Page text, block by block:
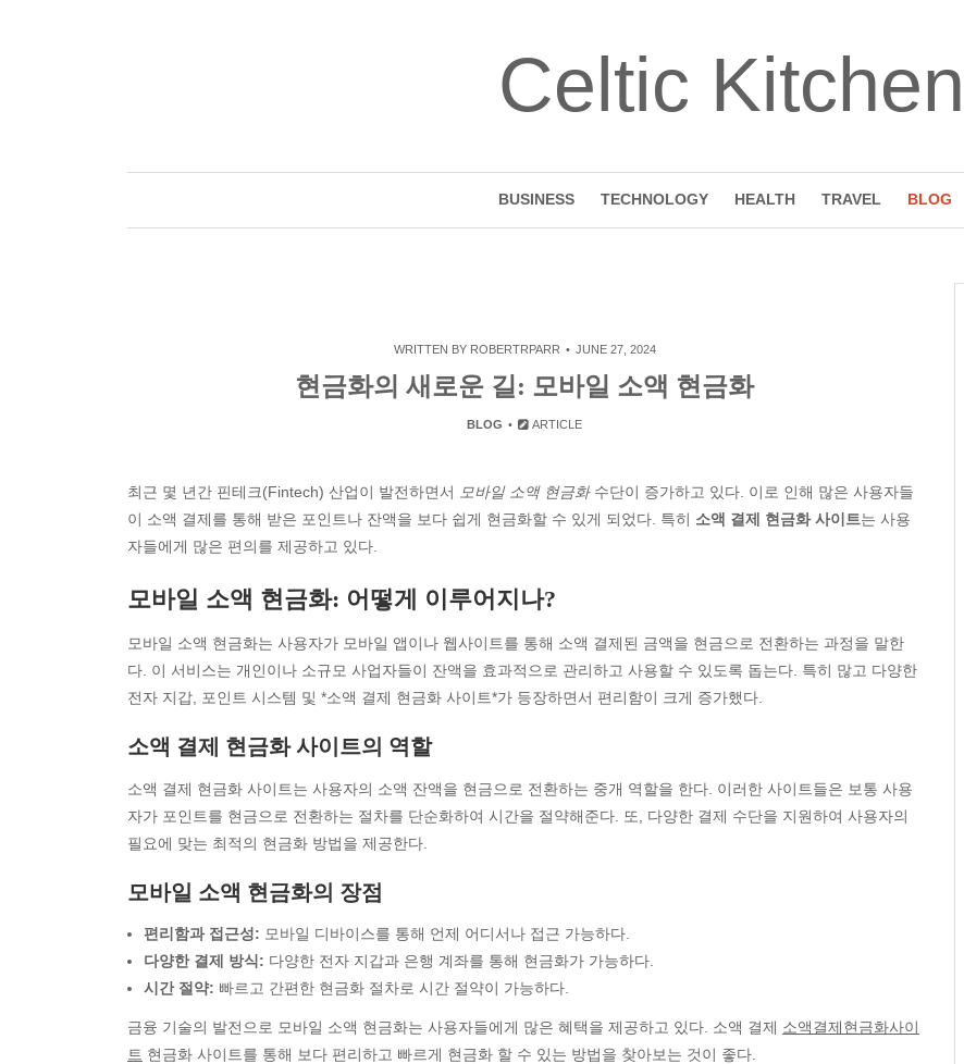
Celtic Kitchen
BUSINESS TECHNOLOGY HEALTH TRAVEL BLOG
WRITTEN BY ROBERTRPARR JUNE 27, 2024
현금화의 새로운 길: 모바일 소액 현금화
BLOG ARTICLE
최근 몇 년간 핀테크(Fintech) 산업이 발전하면서 모바일 소액 현금화수단이 증가하고 있다. 이로 인해 많은 사용자들
이 소액 결제를 통해 받은 포인트나 잔액을 보다 쉽게 현금화할 수 있게 되었다. 특히 소액 결제 현금화 사이트는 사용
자들에게 많은 편의를 제공하고 있다.
모바일 소액 현금화: 어떻게 이루어지나?
모바일 소액 현금화는 사용자가 모바일 앱이나 웹사이트를 통해 소액 결제된 금액을 현금으로 전환하는 과정을 말한
다. 이 서비스는 개인이나 소규모 사업자들이 잔액을 효과적으로 관리하고 사용할 수 있도록 돕는다. 특히 많고 다양한
전자 지갑, 포인트 시스템 및 *소액 결제 현금화 사이트*가 등장하면서 편리함이 크게 증가했다.
소액 결제 현금화 사이트의 역할
소액 결제 현금화 사이트는 사용자의 소액 잔액을 현금으로 전환하는 중개 역할을 한다. 이러한 사이트들은 보통 사용
자가 포인트를 현금으로 전환하는 절차를 단순화하여 시간을 절약해준다. 또, 다양한 결제 수단을 지원하여 사용자의
필요에 맞는 최적의 현금화 방법을 제공한다.
모바일 소액 현금화의 장점
편리함과 접근성: 모바일 디바이스를 통해 언제 어디서나 접근 가능하다.
다양한 결제 방식: 다양한 전자 지갑과 은행 계좌를 통해 현금화가 가능하다.
시간 절약: 빠르고 간편한 현금화 절차로 시간 절약이 가능하다.
금융 기술의 발전으로 모바일 소액 현금화는 사용자들에게 많은 혜택을 제공하고 있다. 소액 결제 소액결제현금화사이
트 현금화 사이트를 통해 보다 편리하고 빠르게 현금화 할 수 있는 방법을 찾아보는 것이 좋다.